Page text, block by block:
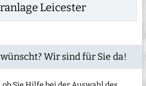
Leicester
Wir sind für Sie da!